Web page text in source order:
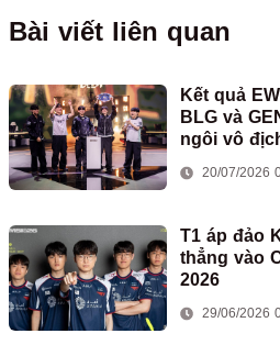
Bài viết liên quan
Kết quả
BLG và
ngôi vô
20/07/2026
T1 áp đảo
thẳng vào
2026
29/06/2026